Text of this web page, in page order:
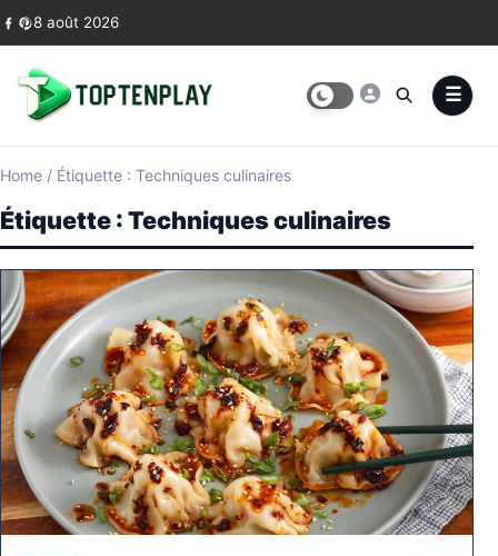
Skip to content
8 août 2026
Home / Étiquette : Techniques culinaires
Étiquette :Techniques culinaires